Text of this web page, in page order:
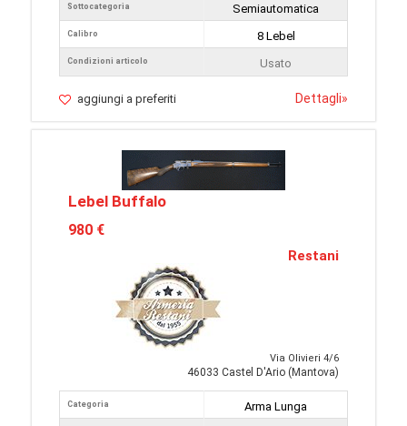
Sottocategoria
Calibro
Condizioni articolo
Semiautomatica
8 Lebel
Usato
aggiungi a preferiti Dettagli»
Lebel Buffalo
980 €
Restani
Via Olivieri 4/6
46033 Castel D'Ario (Mantova)
Categoria
Arma Lunga